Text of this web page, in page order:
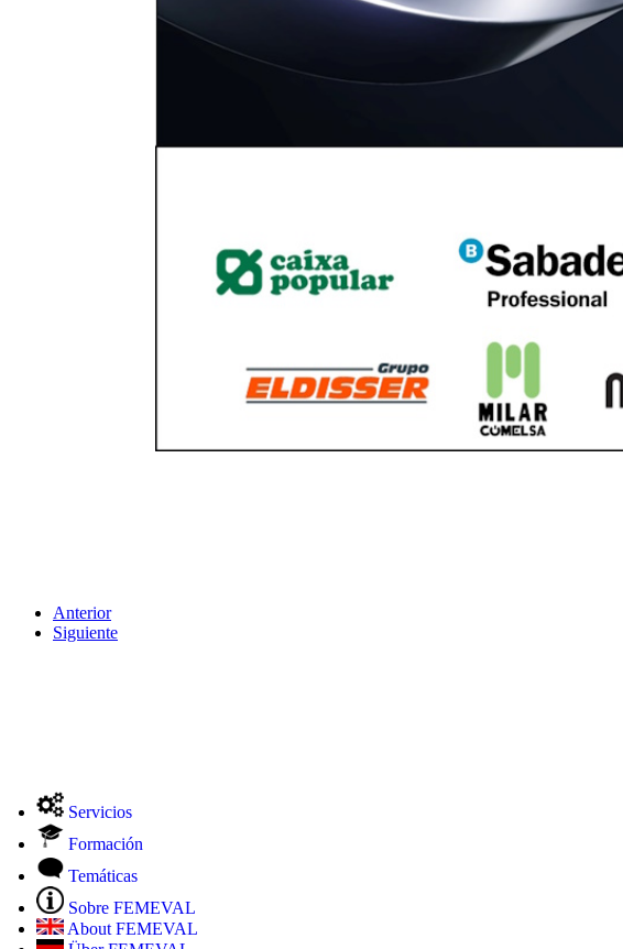
Anterior
Siguiente
Servicios
Formación
Temáticas
Sobre FEMEVAL
About FEMEVAL